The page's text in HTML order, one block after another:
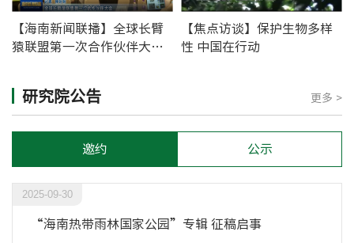
【海南新闻联播】全球长臂
猿联盟第一次合作伙伴大会
【焦点访谈】保护生物多样
性 中国在行动
研究院公告 更多 >
邀约 公示
2025-09-30
“海南热带雨林国家公园”专辑 征稿启事